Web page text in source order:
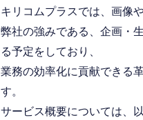
キリコムプラスでは、画像
弊社の強みである、企画・
る予定をしており、
業務の効率化に貢献できる
す。
サービス概要については、